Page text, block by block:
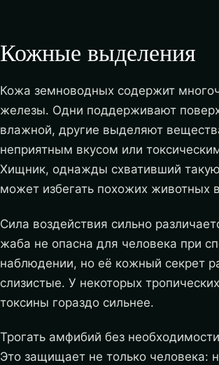
Кожные выделения
Кожа земноводных содержит
железы. Одни поддерживают
влажной, другие выделяют
неприятным вкусом или
Хищник, однажды схвативший
может избегать похожих животных
Сила воздействия сильно
жаба не опасна для человека при
наблюдении, но её кожный секрет
слизистые. У некоторых
токсины гораздо сильнее.
Трогать амфибий без
Это защищает не только человека: